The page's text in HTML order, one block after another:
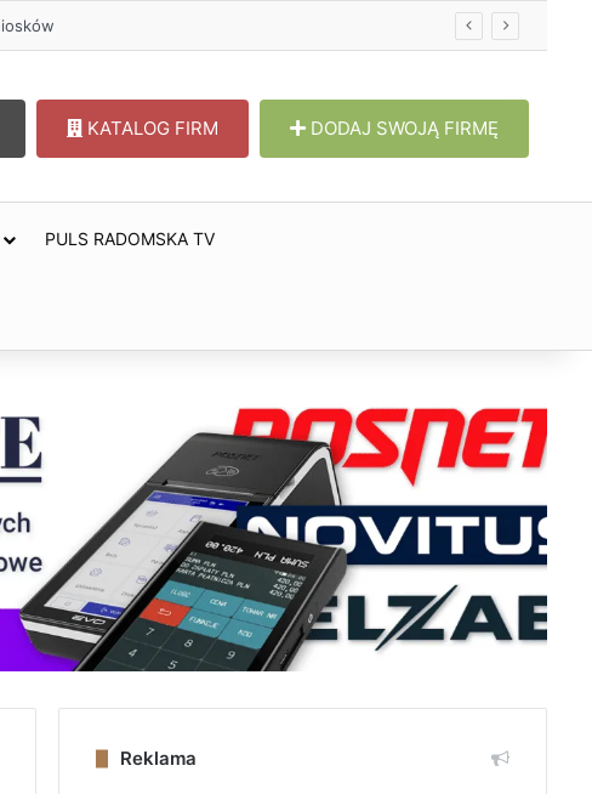
KATALOG FIRM DODAJ SWOJĄ FIRMĘ
PULS RADOMSKA TV
Reklama